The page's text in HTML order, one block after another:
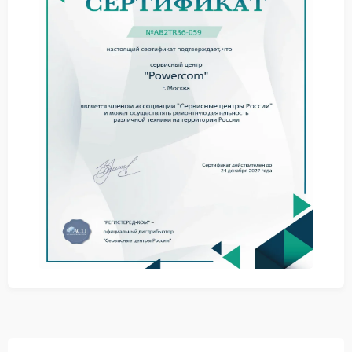
остается пустым.
Советы по первичной
диагностике
Прежде чем планировать ремонт Powercom,
попробуйте выполнить несколько шагов —
возможно, удастся устранить проблему без
вмешательства специалистов:
убедитесь, что батареи установлены правильно и
надежно закреплены;
проверьте уровень заряда батарей — возможно,
отключите все нагрузки, перезапустите ИБП и
протестируйте переключение в автономном
режиме;
ознакомьтесь с инструкцией: убедитесь, что